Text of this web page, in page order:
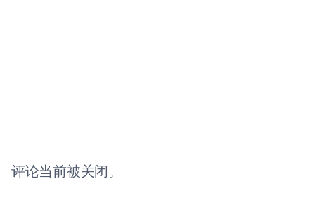
评论当前被关闭。